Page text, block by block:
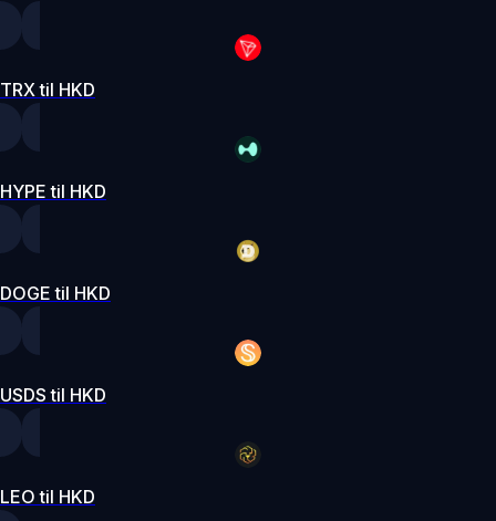
TRX til HKD
HYPE til HKD
DOGE til HKD
USDS til HKD
LEO til HKD